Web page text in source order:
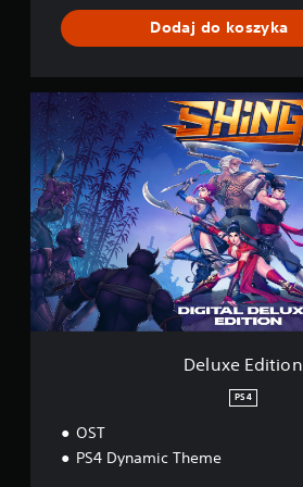
Dodaj do koszyka
D
e
u
x
e
E
d
i
t
i
o
n
Deluxe Edition
PS4
OST
PS4 Dynamic Theme